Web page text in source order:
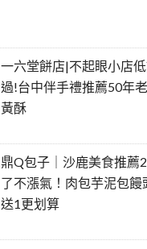
一六堂餅店|不起眼小店
過!台中伴手禮推薦50年
黃酥
鼎Q包子｜沙鹿美食推薦
了不漲氣！肉包芋泥包饅
送1更划算